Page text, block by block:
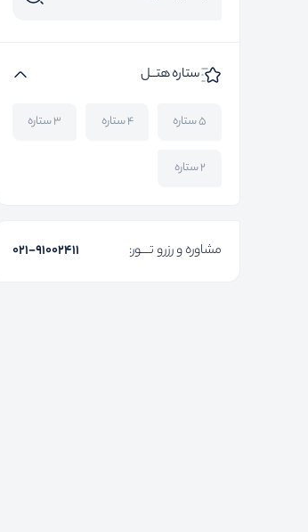
ستاره هتــل
۵ ستاره ۴ ستاره ۳ ستاره
۲ ستاره
مشاوره و رزرو تـــور: ۰۲۱-91002411